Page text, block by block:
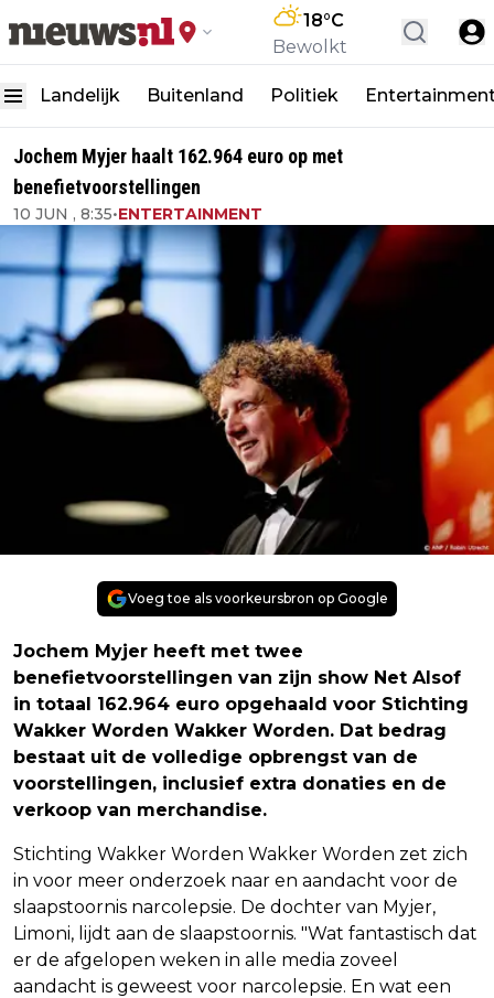
18°C
Bewolkt
Landelijk Buitenland Politiek
Jochem Myjer haalt 162.964 euro op met
benefietvoorstellingen
10 JUN , 8:35•ENTERTAINMENT
Voeg toe als voorkeursbron op Google
Jochem Myjer heeft met twee
benefietvoorstellingen van zijn show Net Alsof
in totaal 162.964 euro opgehaald voor Stichting
Wakker Worden Wakker Worden. Dat bedrag
bestaat uit de volledige opbrengst van de
voorstellingen, inclusief extra donaties en de
verkoop van merchandise.
Stichting Wakker Worden Wakker Worden zet zich
in voor meer onderzoek naar en aandacht voor de
slaapstoornis narcolepsie. De dochter van Myjer,
Limoni, lijdt aan de slaapstoornis. "Wat fantastisch dat
er de afgelopen weken in alle media zoveel
aandacht is geweest voor narcolepsie. En wat een